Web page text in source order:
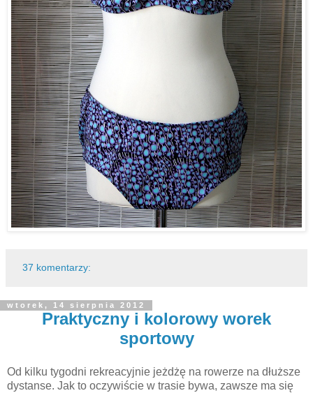
37 komentarzy:
wtorek, 14 sierpnia 2012
Praktyczny i kolorowy worek
sportowy
Od kilku tygodni rekreacyjnie jeżdżę na rowerze na dłuższe
dystanse. Jak to oczywiście w trasie bywa, zawsze ma się